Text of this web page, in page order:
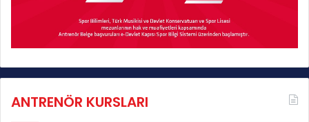
ANTRENÖR KURSLARI